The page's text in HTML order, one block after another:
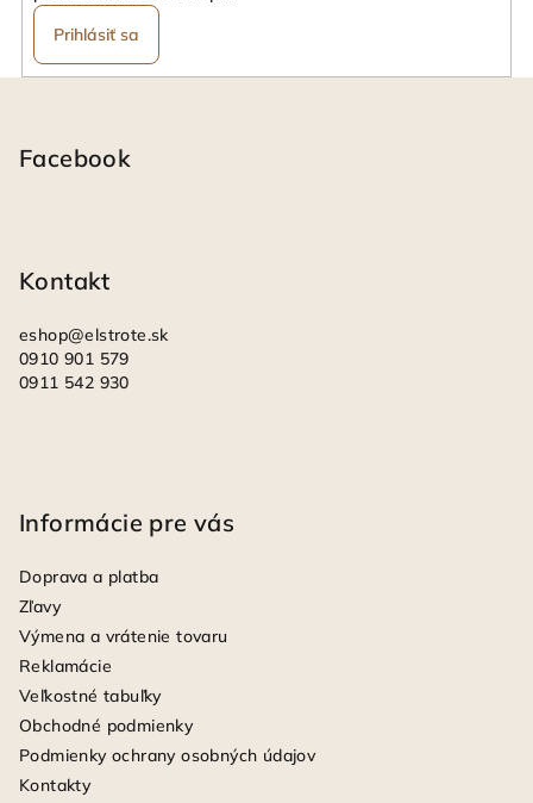
Prihlásiť sa
Facebook
Kontakt
eshop@elstrote.sk
0910 901 579
0911 542 930
Informácie pre vás
Doprava a platba
Zľavy
Výmena a vrátenie tovaru
Reklamácie
Veľkostné tabuľky
Obchodné podmienky
Podmienky ochrany osobných údajov
Kontakty